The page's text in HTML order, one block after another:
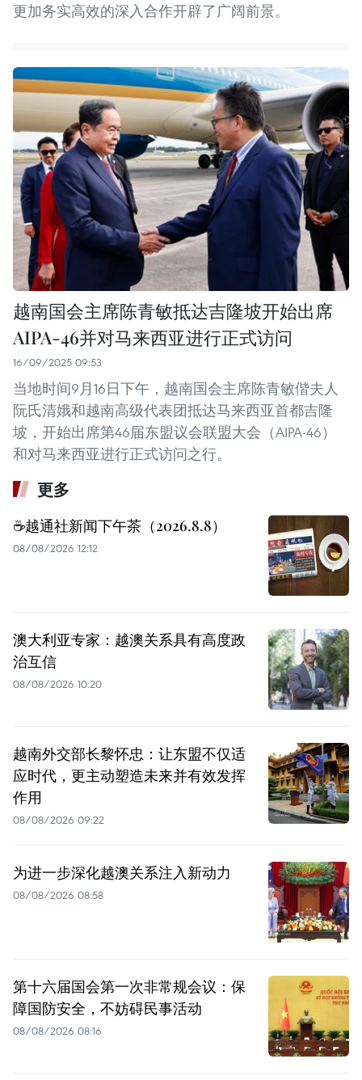
更加务实高效的深入合作开辟了广阔前景。
越南国会主席陈青敏抵达吉隆坡开始出席
AIPA-46并对马来西亚进行正式访问
16/09/2025 09:53
当地时间9月16日下午，越南国会主席陈青敏偕夫人
阮氏清娥和越南高级代表团抵达马来西亚首都吉隆
坡，开始出席第46届东盟议会联盟大会（AIPA-46）
和对马来西亚进行正式访问之行。
更多
☕️越通社新闻下午茶（2026.8.8）
08/08/2026 12:12
澳大利亚专家：越澳关系具有高度政
治互信
08/08/2026 10:20
越南外交部长黎怀忠：让东盟不仅适
应时代，更主动塑造未来并有效发挥
作用
08/08/2026 09:22
为进一步深化越澳关系注入新动力
08/08/2026 08:58
第十六届国会第一次非常规会议：保
障国防安全，不妨碍民事活动
08/08/2026 08:16